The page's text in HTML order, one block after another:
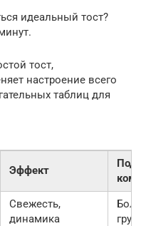
идеальный тост?
тост,
настроение всего
таблиц для
Эффект
Свежесть,
динамика